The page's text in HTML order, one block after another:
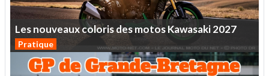
LesnouveauxcolorisdesmotosKawasaki2027
Pratique